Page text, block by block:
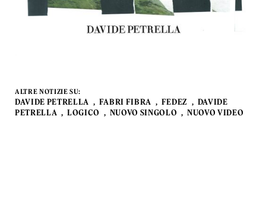
ALTRE NOTIZIE SU:
DAVIDE PETRELLA FABRI FIBRA FEDEZ
DAVIDE
PETRELLA
LOGICO NUOVO SINGOLO NUOVO VIDEO